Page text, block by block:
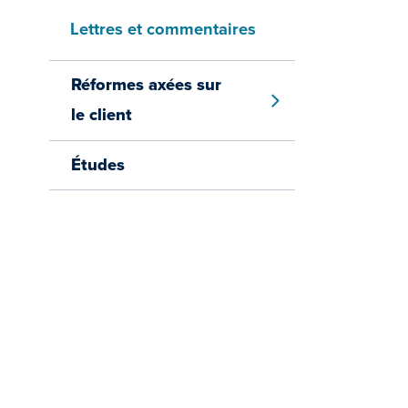
Lettres et commentaires
SHOW MENU
Réformes axées sur
le client
Études